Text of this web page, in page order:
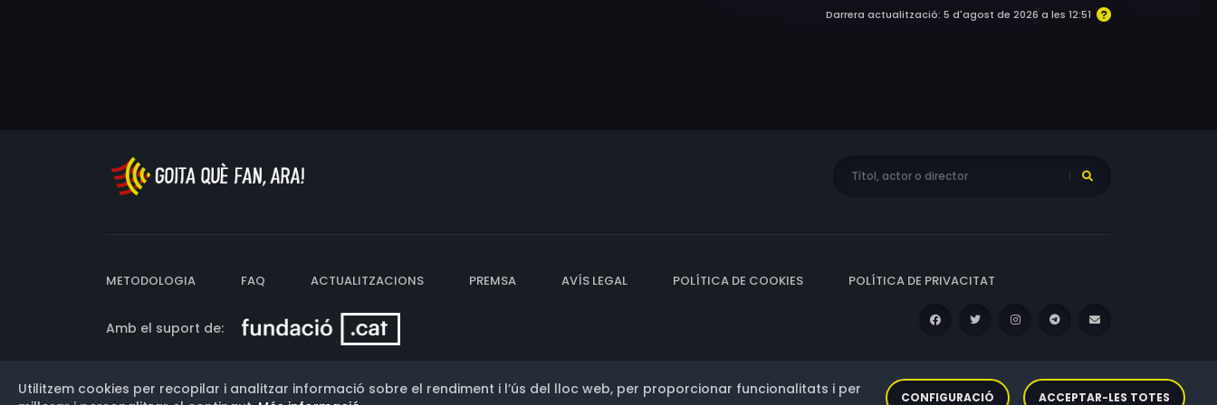
Darrera actualització: 5 d'agost de 2026 a les 12:51
METODOLOGIA FAQ ACTUALITZACIONS PREMSA AVÍS LEGAL POLÍTICA DE COOKIES POLÍTICA DE PRIVACITAT
Amb el suport de:
Versió: 3.13.0.202607011342
Utilitzem cookies per recopilar i analitzar informació sobre el rendiment i l’ús del lloc web, per proporcionar funcionalitats i per
CONFIGURACIÓ ACCEPTAR-LES TOTES